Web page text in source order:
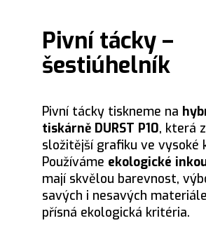
Pivní tácky –
šestiúhelník
Pivní tácky tiskneme na
tiskárně DURST P10, která
složitější grafiku ve vysoké
Používáme ekologické
mají skvělou barevnost,
savých i nesavých
přísná ekologická kritéria.